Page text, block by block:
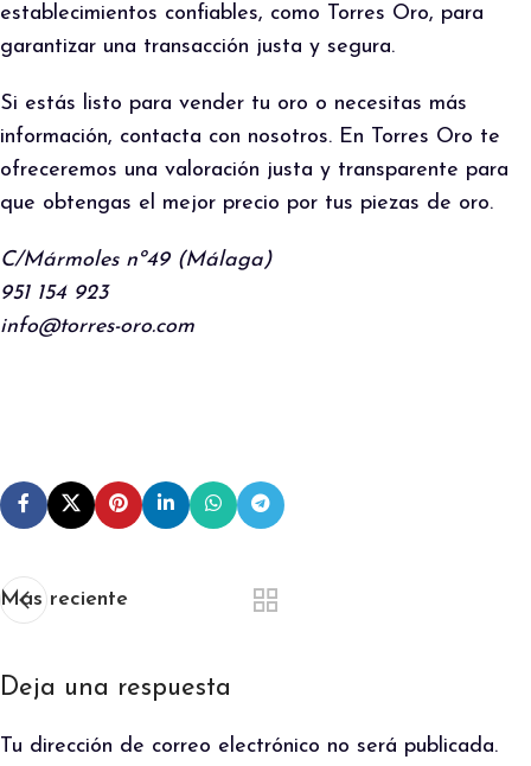
establecimientos confiables, como Torres Oro, para
garantizar una transacción justa y segura.
Si estás listo para vender tu oro o necesitas más
información, contacta con nosotros. En Torres Oro te
ofreceremos una valoración justa y transparente para
que obtengas el mejor precio por tus piezas de oro.
C/Mármoles nº49 (Málaga)
951 154 923
info@torres-oro.com
Mas reciente
Deja una respuesta
Tu dirección de correo electrónico no será publicada.